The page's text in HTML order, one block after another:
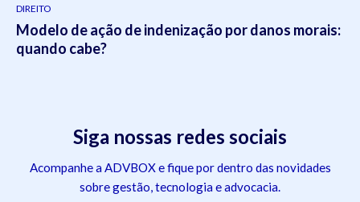
DIREITO
Modelo de ação de indenização por danos morais:
quando cabe?
Siga nossas redes sociais
Acompanhe a ADVBOX e fique por dentro das novidades
sobre gestão, tecnologia e advocacia.